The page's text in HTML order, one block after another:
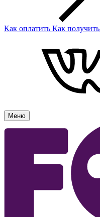
Как оплатить Как получить
Меню